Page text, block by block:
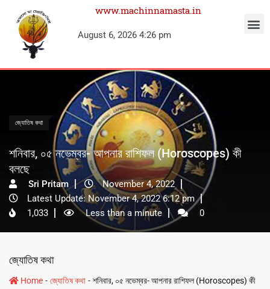
www.machinnamasta.in
August 6, 2026 4:26 pm
জ্যোতিষ কথা
শনিবার, ০৫ নভেম্বর- আপনার রাশিফল (Horoscopes) কী
বলছে
Sri Pritam
November 4, 2022
Latest Update: November 4, 2022 6:12 pm
1,033
Less than a minute 0
জ্যোতিষ কথা
Home - জ্যোতিষ কথা - শনিবার, ০৫ নভেম্বর- আপনার রাশিফল (Horoscopes) কী